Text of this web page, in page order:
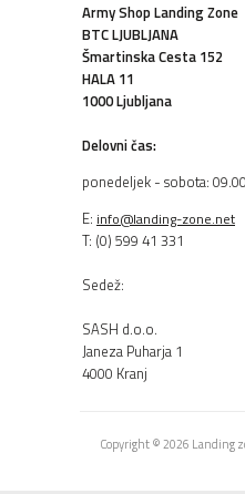
Army Shop Landing Zone
BTC LJUBLJANA
Šmartinska Cesta 152
HALA 11
1000 Ljubljana
Delovni čas:
ponedeljek - sobota:
E: info@landing-zone.net
T: (0) 599 41 331
Sedež:
SASH d.o.o.
Janeza Puharja 1
4000 Kranj
Copyright © 2026 Landing